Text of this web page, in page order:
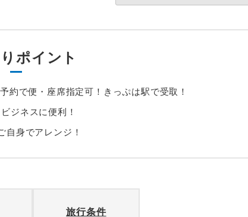
ポイント
約で便・座席指定可！きっぷは駅で受取！
ジネスに便利！
自身でアレンジ！
旅行条件